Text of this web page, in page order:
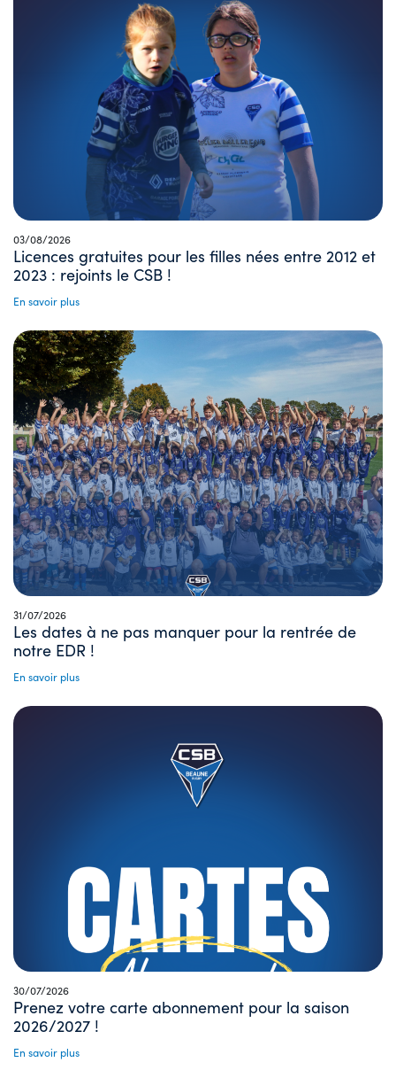
03/08/2026
Licences gratuites pour les filles nées entre 2012 et
2023 : rejoints le CSB !
En savoir plus
31/07/2026
Les dates à ne pas manquer pour la rentrée de
notre EDR !
En savoir plus
30/07/2026
Prenez votre carte abonnement pour la saison
2026/2027 !
En savoir plus